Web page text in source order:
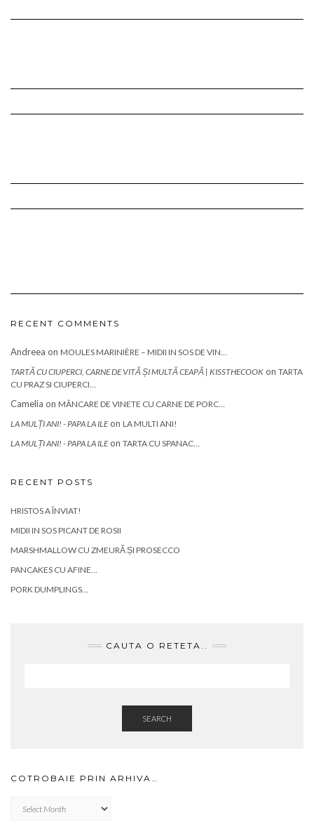
RECENT COMMENTS
Andreea on MOULES MARINIÈRE – MIDII IN SOS DE VIN…
TARTĂ CU CIUPERCI, CARNE DE VITĂ ȘI MULTĂ CEAPĂ | KISSTHECOOK on TARTA
CU PRAZ SI CIUPERCI…
Camelia on MÂNCARE DE VINETE CU CARNE DE PORC…
LA MULȚI ANI! - PAPA LA ILEon LA MULTI ANI!
LA MULȚI ANI! - PAPA LA ILEon TARTA CU SPANAC…
RECENT POSTS
HRISTOS A ÎNVIAT!
MIDII IN SOS PICANT DE ROSII
MARSHMALLOW CU ZMEURĂ ȘI PROSECCO
PANCAKES CU AFINE…
PORK DUMPLINGS…
CAUTA O RETETA..
SEARCH
COTROBAIE PRIN ARHIVA…
prin